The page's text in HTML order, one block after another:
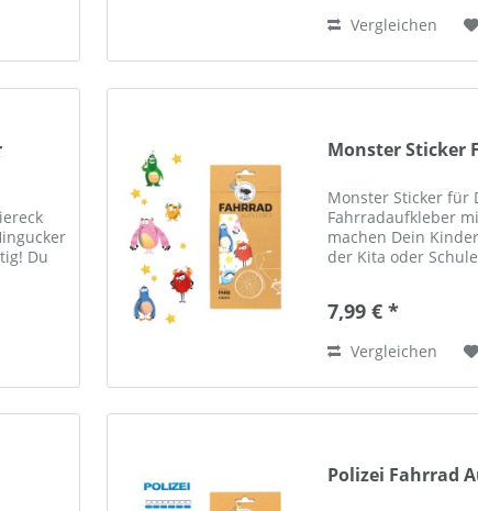
Vergleichen
Du
Monster Sticker
Monster Sticker für
Fahrradaufkleber
machen Dein
der Kita oder
7,99 € *
Vergleichen
Polizei Fahrrad